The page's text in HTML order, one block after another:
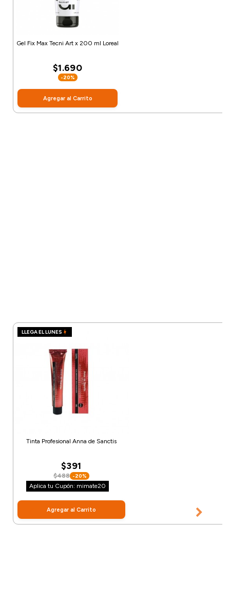
Gel Fix Max Tecni Art x 200 ml Loreal
$1.690
-20%
Agregar al Carrito
LLEGA EL LUNES
Tinta Profesional Anna de Sanctis
$391
$488 -20%
Aplica tu Cupón: mimate20
Agregar al Carrito